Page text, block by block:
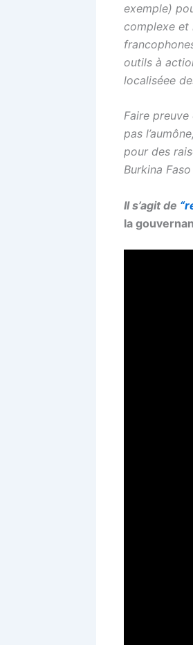
exemple)
complexe et
outils à
localiséee
Faire
pas
pour des
Burkina
Il s’agit de
la